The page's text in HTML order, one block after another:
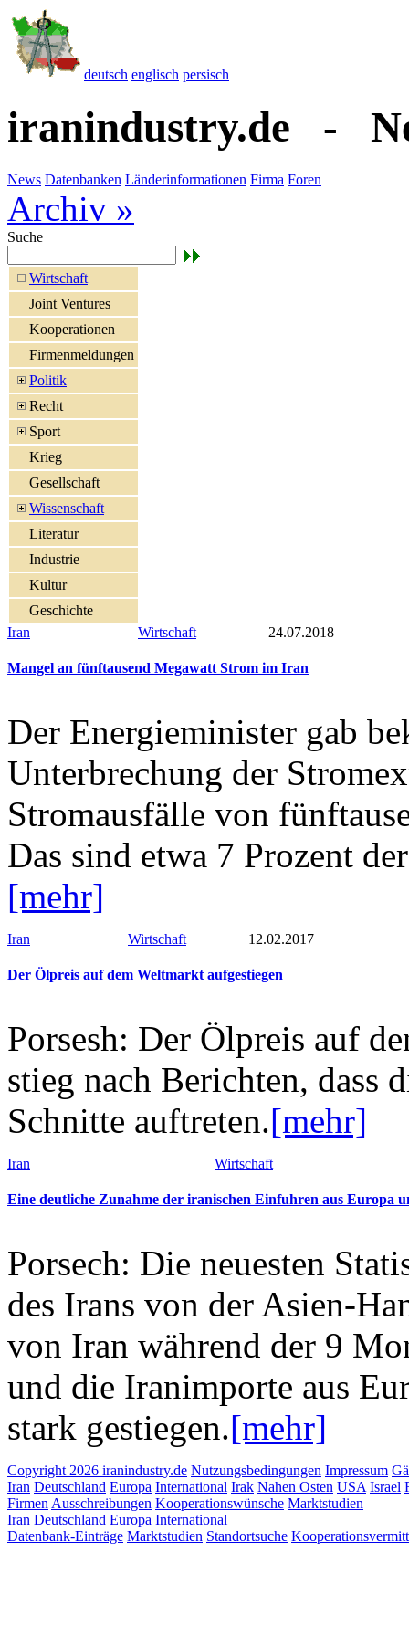
deutsch englisch persisch
iranindustry.de -
News Datenbanken Länderinformationen Firma Foren
Archiv »
Suche
Wirtschaft
Joint Ventures
Kooperationen
Firmenmeldungen
Politik
Recht
Sport
Krieg
Gesellschaft
Wissenschaft
Literatur
Industrie
Kultur
Geschichte
Iran
Wirtschaft 24.07.2018
Mangel an fünftausend Megawatt Strom im Iran
Der Energieminister gab
Unterbrechung der
Stromausfälle von
Das sind etwa 7 Prozent
[mehr]
Iran Wirtschaft 12.02.2017
Der Ölpreis auf dem Weltmarkt aufgestiegen
Porsesh: Der Ölpreis auf
stieg nach Berichten, dass
Schnitte auftreten.[mehr]
Iran Wirtschaft
Eine deutliche Zunahme der iranischen Einfuhren aus Europa
Porsech: Die neuesten
des Irans von der Asien-
von Iran während der 9
und die Iranimporte aus
stark gestiegen.[mehr]
Copyright 2026 iranindustry.de Nutzungsbedingungen Impressum
Iran Deutschland Europa International Irak Nahen Osten USA Israel
Firmen Ausschreibungen Kooperationswünsche Marktstudien
Iran Deutschland Europa International
Datenbank-Einträge Marktstudien Standortsuche